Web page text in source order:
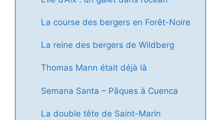
La course des bergers en Forêt-Noire
La reine des bergers de Wildberg
Thomas Mann était déjà là
Semana Santa – Pâques à Cuenca
La double tête de Saint-Marin